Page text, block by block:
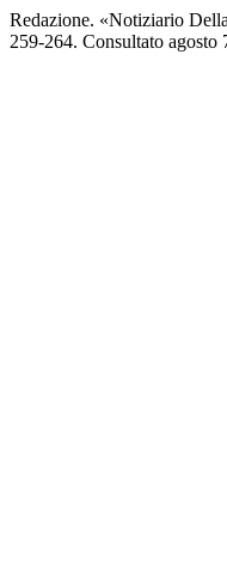
Redazione. «Notiziario
259-264. Consultato